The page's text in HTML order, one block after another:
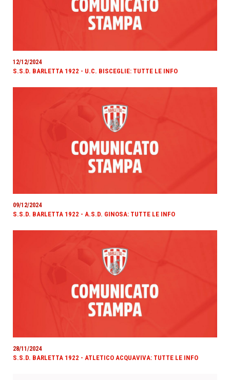
12/12/2024
S.S.D. BARLETTA 1922 - U.C. BISCEGLIE: TUTTE LE INFO
09/12/2024
S.S.D. BARLETTA 1922 - A.S.D. GINOSA: TUTTE LE INFO
28/11/2024
S.S.D. BARLETTA 1922 - ATLETICO ACQUAVIVA: TUTTE LE INFO